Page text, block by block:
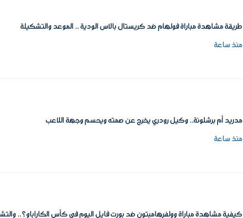
طريقة مشاهدة مباراة فولهام ضد كريستال بالاس الودية .. الموعد والتشكيلة
منذ ساعة
مدريد أم برشلونة.. وكيل رودري يخرج عن صمته ويحسم وجهة اللاعب
منذ ساعة
كيفية مشاهدة مباراة وولفرهامبتون ضد بورت فايل اليوم في كأس الكاراباو؟..